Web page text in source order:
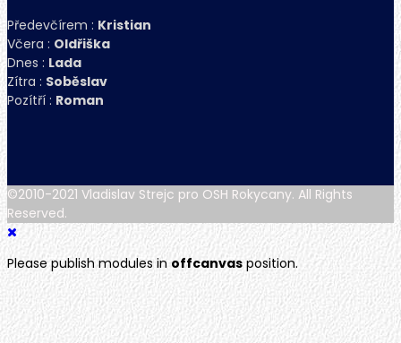
Předevčírem : Kristian
Včera : Oldřiška
Dnes : Lada
Zítra : Soběslav
Pozítří : Roman
©2010-2021 Vladislav Strejc pro OSH Rokycany. All Rights
Reserved.
Please publish modules in offcanvas position.